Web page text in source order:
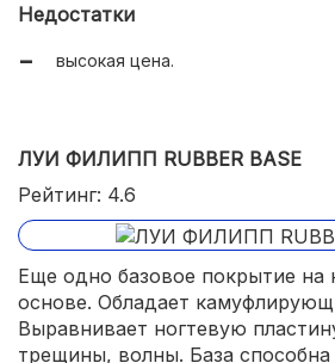
держится без сколов до 1
полимеризация 1-2 минуты.
Недостатки
высокая цена.
ЛУИ ФИЛИПП RUBBER BASE
Рейтинг: 4.6
Еще одно базовое покрытие на
основе. Обладает
Выравнивает ногтевую
трещины, волны. База способна